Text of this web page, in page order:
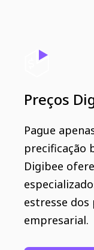
Preços
Pague
precificação
Digibee
estresse
empresarial.